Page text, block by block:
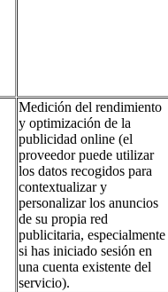
Medición del rendimiento
y optimización de la
publicidad online (el
proveedor puede utilizar
los datos recogidos para
contextualizar y
personalizar los anuncios
de su propia red
publicitaria, especialmente
si has iniciado sesión en
una cuenta existente del
servicio).